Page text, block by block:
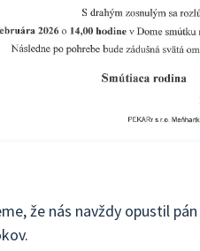
že nás navždy opustil pán